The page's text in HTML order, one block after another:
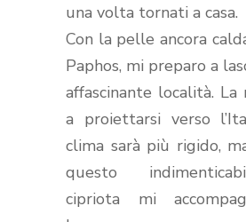
una volta tornati a casa.
Con la pelle ancora
Paphos, mi preparo a
affascinante località. La
a proiettarsi verso
clima sarà più rigido,
questo
cipriota mi